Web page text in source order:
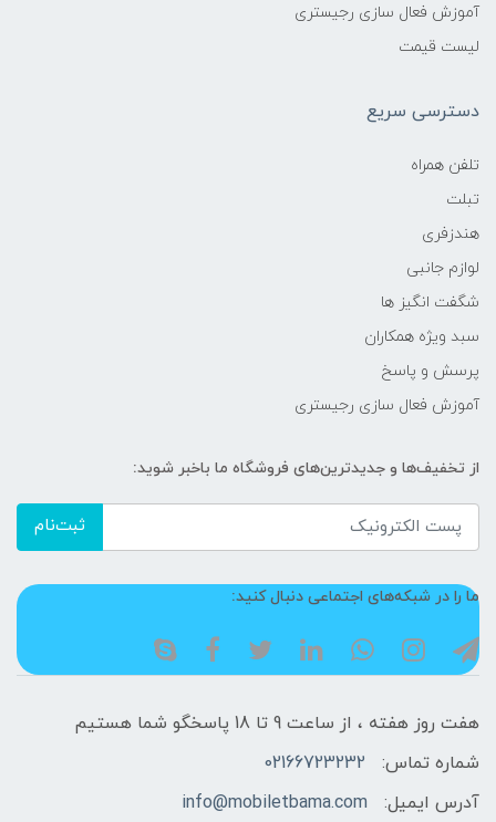
آموزش فعال سازی رجیستری
لیست قیمت
دسترسی سریع
تلفن همراه
تبلت
هندزفری
لوازم جانبی
شگفت انگیز ها
سبد ویژه همکاران
پرسش و پاسخ
آموزش فعال سازی رجیستری
از تخفیف‌ها و جدیدترین‌های فروشگاه ما باخبر شوید:
ثبت‌نام
ما را در شبکه‌های اجتماعی دنبال کنید:
هفت روز هفته ، از ساعت 9 تا 18 پاسخگو شما هستیم
شماره تماس:
02166723232
آدرس ایمیل:
info@mobiletbama.com